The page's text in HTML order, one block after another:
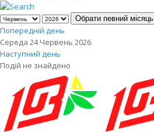
Обрати певний місяць
Попередній день
Середа 24 Червень 2026
Наступний день
Подій не знайдено